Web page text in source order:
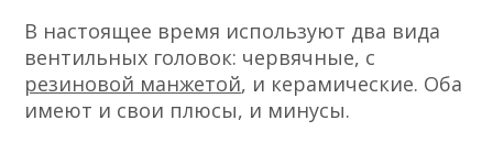
В настоящее время используют два вида
вентильных головок: червячные, с
резиновой манжетой, и керамические. Оба
имеют и свои плюсы, и минусы.